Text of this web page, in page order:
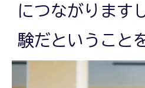
につながります
験だということ